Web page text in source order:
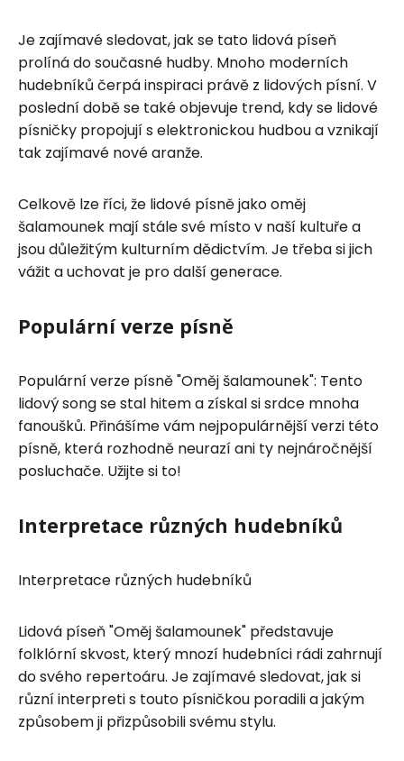
Je zajímavé sledovat, jak se tato lidová píseň
prolíná do současné hudby. Mnoho moderních
hudebníků čerpá inspiraci právě z lidových písní. V
poslední době se také objevuje trend, kdy se lidové
písničky propojují s elektronickou hudbou a vznikají
tak zajímavé nové aranže.
Celkově lze říci, že lidové písně jako oměj
šalamounek mají stále své místo v naší kultuře a
jsou důležitým kulturním dědictvím. Je třeba si jich
vážit a uchovat je pro další generace.
Populární verze písně
Populární verze písně "Oměj šalamounek": Tento
lidový song se stal hitem a získal si srdce mnoha
fanoušků. Přinášíme vám nejpopulárnější verzi této
písně, která rozhodně neurazí ani ty nejnáročnější
posluchače. Užijte si to!
Interpretace různých hudebníků
Interpretace různých hudebníků
Lidová píseň "Oměj šalamounek" představuje
folklórní skvost, který mnozí hudebníci rádi zahrnují
do svého repertoáru. Je zajímavé sledovat, jak si
různí interpreti s touto písničkou poradili a jakým
způsobem ji přizpůsobili svému stylu.